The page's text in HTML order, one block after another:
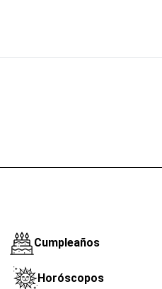
Cumpleaños
Horóscopos